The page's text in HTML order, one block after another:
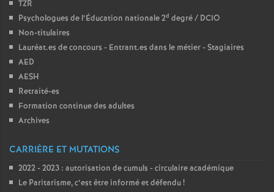
TZR
Psychologues de l’Éducation nationale 2d degré / DCIO
Non-titulaires
Lauréat.es de concours - Entrant.es dans le métier - Stagiaires
AED
AESH
Retraité-es
Formation continue des adultes
Archives
CARRIÈRE ET MUTATIONS
2022 - 2023 : autorisation de cumuls - circulaire académique
Le Paritarisme, c’est être informé et défendu!